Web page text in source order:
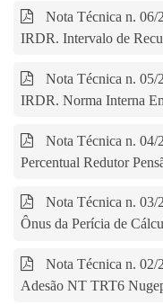
Nota Técnica n.
IRDR. Intervalo de
Nota Técnica n.
IRDR. Norma Interna
Nota Técnica n.
Percentual Redutor
Nota Técnica n.
Ônus da Perícia de
Nota Técnica n.
Adesão NT TRT6